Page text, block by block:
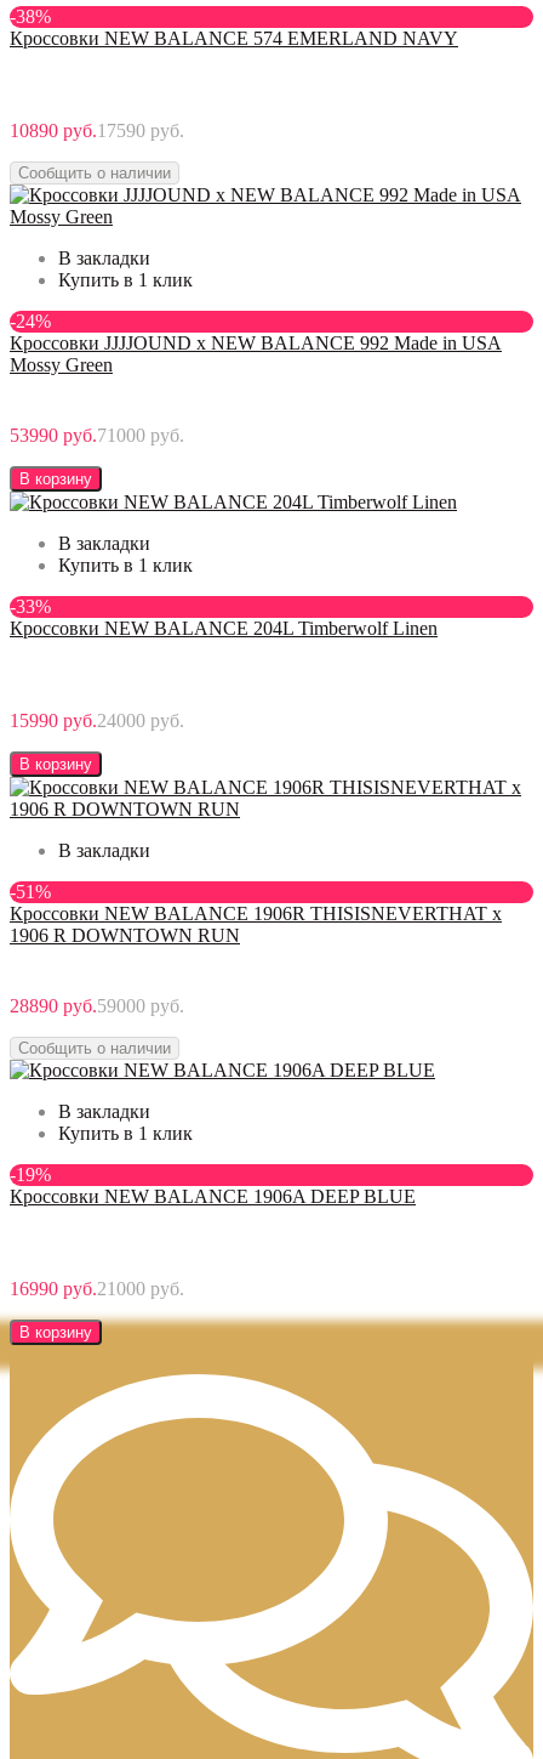
-38%
Кроссовки NEW BALANCE 574 EMERLAND NAVY
10890 руб.17590 руб.
Сообщить о наличии
В закладки
Купить в 1 клик
-24%
Кроссовки JJJJOUND x NEW BALANCE 992 Made in USA
Mossy Green
53990 руб.71000 руб.
В корзину
В закладки
Купить в 1 клик
-33%
Кроссовки NEW BALANCE 204L Timberwolf Linen
15990 руб.24000 руб.
В корзину
В закладки
-51%
Кроссовки NEW BALANCE 1906R THISISNEVERTHAT x
1906 R DOWNTOWN RUN
28890 руб.59000 руб.
Сообщить о наличии
В закладки
Купить в 1 клик
-19%
Кроссовки NEW BALANCE 1906A DEEP BLUE
16990 руб.21000 руб.
В корзину